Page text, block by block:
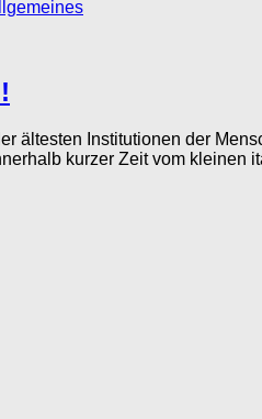
ältesten Institutionen der
kurzer Zeit vom kleinen